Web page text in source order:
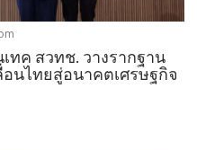
ทค สวทช. วางรากฐาน
นไทยสู่อนาคตเศรษฐกิจ